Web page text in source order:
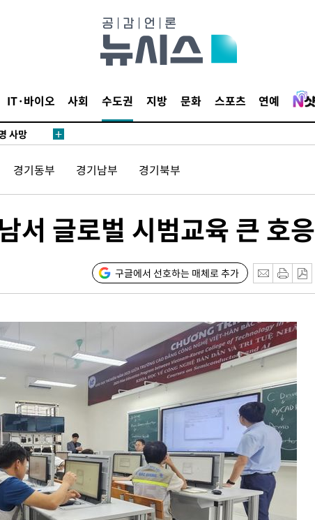
IT·바이오 사회 수도권 지방 문화 스포츠 연예
절차 개시
소
압수수색
관위 등 9곳
출발
장
, 3명은 중
서 두차
일 후 발
절차 개시
액
소
사망
경기동부 경기남부 경기북부
서 글로벌 시범교육 큰 호응
구글에서 선호하는 매체로 추가